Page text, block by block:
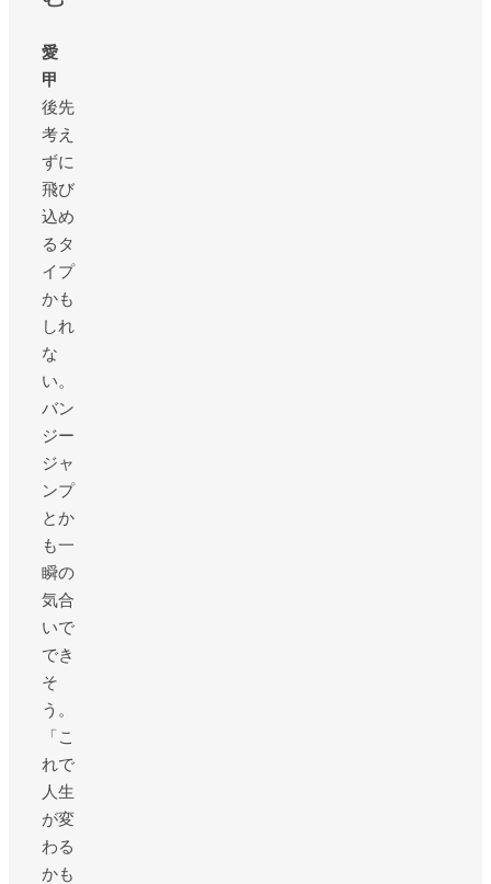
愛
甲
後先
考え
ずに
飛び
込め
るタ
イプ
かも
しれ
な
い。
バン
ジー
ジャ
ンプ
とか
も一
瞬の
気合
いで
でき
そ
う。
「こ
れで
人生
が変
わる
かも